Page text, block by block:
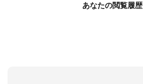
あなたの閲覧履歴